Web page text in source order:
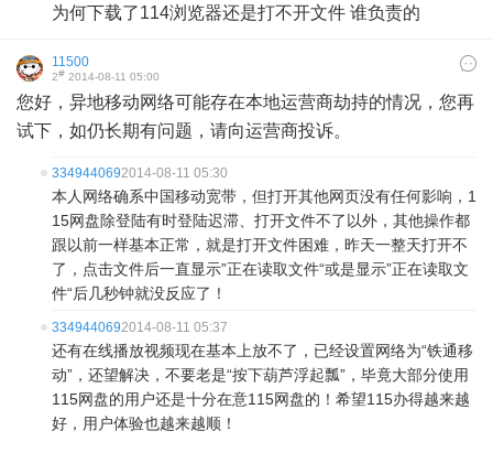
为何下载了114浏览器还是打不开文件 谁负责的
11500
2# 2014-08-11 05:00
您好，异地移动网络可能存在本地运营商劫持的情况，您再
试下，如仍长期有问题，请向运营商投诉。
3349440692014-08-11 05:30
本人网络确系中国移动宽带，但打开其他网页没有任何影响，1
15网盘除登陆有时登陆迟滞、打开文件不了以外，其他操作都
跟以前一样基本正常，就是打开文件困难，昨天一整天打开不
了，点击文件后一直显示”正在读取文件“或是显示”正在读取文
件“后几秒钟就没反应了！
3349440692014-08-11 05:37
还有在线播放视频现在基本上放不了，已经设置网络为“铁通移
动”，还望解决，不要老是“按下葫芦浮起瓢”，毕竟大部分使用
115网盘的用户还是十分在意115网盘的！希望115办得越来越
好，用户体验也越来越顺！